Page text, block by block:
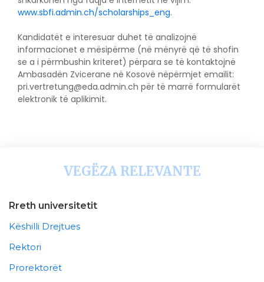
www.sbfi.admin.ch/scholarships_eng.
Kandidatët e interesuar duhet të analizojnë
informacionet e mësipërme (në mënyrë që të shofin
se a i përmbushin kriteret) përpara se të kontaktojnë
Ambasadën Zvicerane në Kosovë nëpërmjet emailit:
pri.vertretung@eda.admin.ch për të marrë formularët
elektronik të aplikimit.
VEGËZA RELEVANTE
Rreth universitetit
Këshilli Drejtues
Rektori
Prorektorët